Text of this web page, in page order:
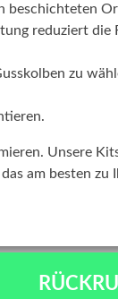
beschichteten
reduziert die
zu
Unsere
am besten zu